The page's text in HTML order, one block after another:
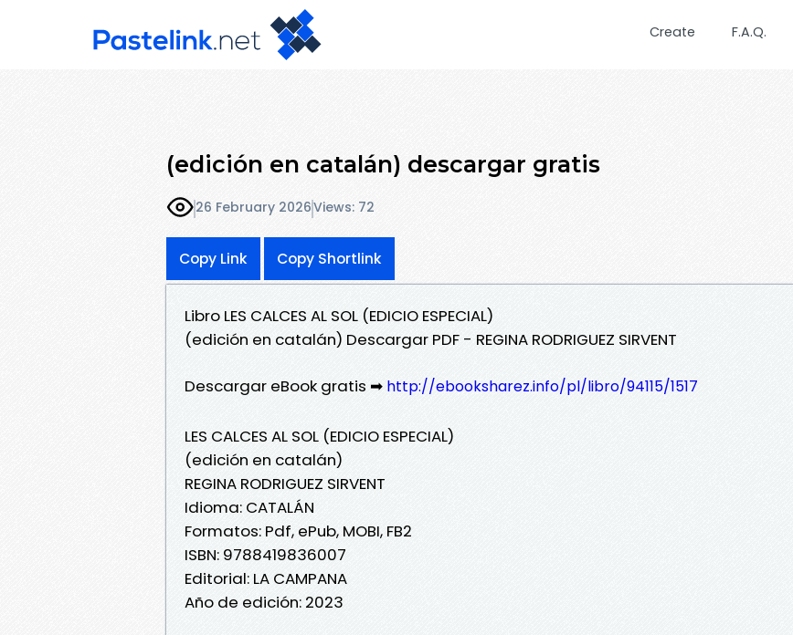
Create F.A.Q.
(edición en catalán) descargar gratis
26 February 2026Views: 72
Copy Link Copy Shortlink
Libro LES CALCES AL SOL (EDICIO ESPECIAL)
(edición en catalán) Descargar PDF - REGINA RODRIGUEZ SIRVENT
Descargar eBook gratis ➡ http://ebooksharez.info/pl/libro/94115/1517
LES CALCES AL SOL (EDICIO ESPECIAL)
(edición en catalán)
REGINA RODRIGUEZ SIRVENT
Idioma: CATALÁN
Formatos: Pdf, ePub, MOBI, FB2
ISBN: 9788419836007
Editorial: LA CAMPANA
Año de edición: 2023